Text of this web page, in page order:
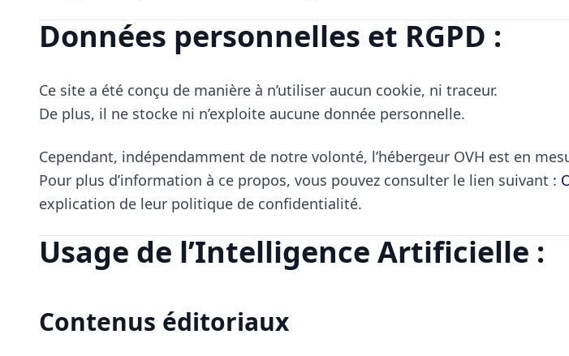
Données personnelles et RGPD :
Ce site a été conçu de manière à n’utiliser aucun cookie, ni traceur.
De plus, il ne stocke ni n’exploite aucune donnée personnelle.
Cependant, indépendamment de notre volonté, l’hébergeur OVH est en
Pour plus d’information à ce propos, vous pouvez consulter le lien suivant :
explication de leur politique de confidentialité.
Usage de l’Intelligence Artificielle :
Contenus éditoriaux